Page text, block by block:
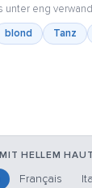
unter eng
blond Tanz
HELLEM
Français